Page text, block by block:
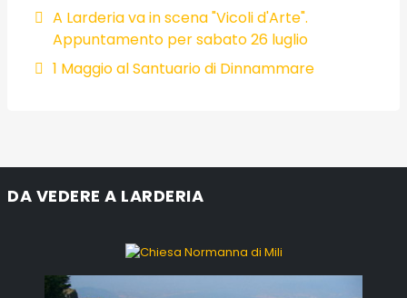
A Larderia va in scena "Vicoli d'Arte".
Appuntamento per sabato 26 luglio
1 Maggio al Santuario di Dinnammare
DA VEDERE A LARDERIA